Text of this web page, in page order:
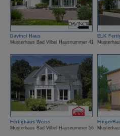
Davinci Haus
Musterhaus Bad Vilbel Hausnummer 41
ELK
Fertighaus Weiss
Musterhaus Bad Vilbel Hausnummer 56